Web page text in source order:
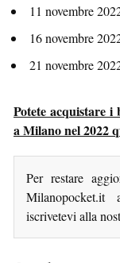
11 novembre
16 novembre
21 novembre
Potete acquistare
a Milano nel 2022
Per restare
Milanopocket.it
iscrivetevi alla